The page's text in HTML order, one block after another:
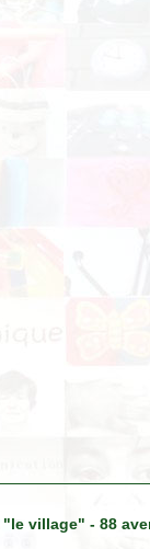
"le village" - 88